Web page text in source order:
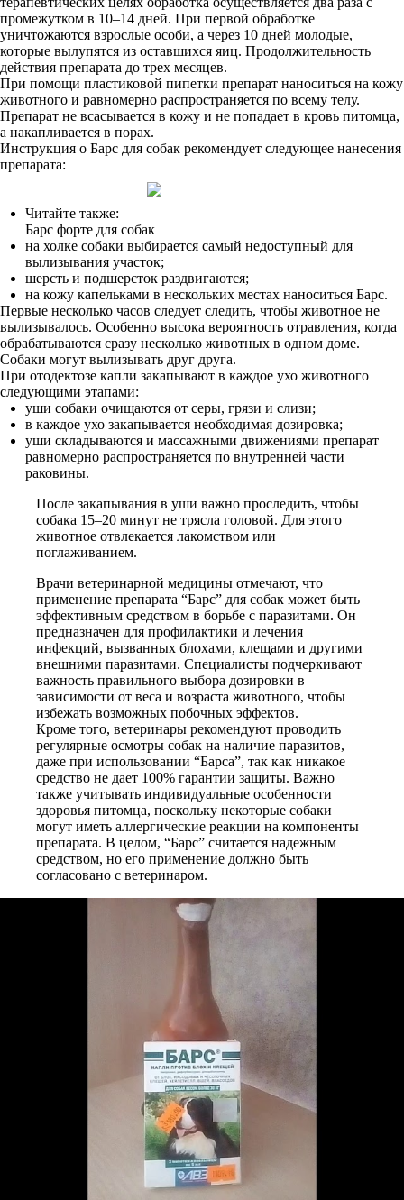
промежутком в 10–14 дней. При первой обработке
уничтожаются взрослые особи, а через 10 дней молодые,
которые вылупятся из оставшихся яиц. Продолжительность
действия препарата до трех месяцев.
При помощи пластиковой пипетки препарат наноситься на кожу
животного и равномерно распространяется по всему телу.
Препарат не всасывается в кожу и не попадает в кровь питомца,
а накапливается в порах.
Инструкция о Барс для собак рекомендует следующее нанесения
препарата:
Читайте также:
Барс форте для собак
на холке собаки выбирается самый недоступный для
вылизывания участок;
шерсть и подшерсток раздвигаются;
на кожу капельками в нескольких местах наноситься Барс.
Первые несколько часов следует следить, чтобы животное не
вылизывалось. Особенно высока вероятность отравления, когда
обрабатываются сразу несколько животных в одном доме.
Собаки могут вылизывать друг друга.
При отодектозе капли закапывают в каждое ухо животного
следующими этапами:
уши собаки очищаются от серы, грязи и слизи;
в каждое ухо закапывается необходимая дозировка;
уши складываются и массажными движениями препарат
равномерно распространяется по внутренней части
раковины.
После закапывания в уши важно проследить, чтобы
собака 15–20 минут не трясла головой. Для этого
животное отвлекается лакомством или
поглаживанием.
Врачи ветеринарной медицины отмечают, что
применение препарата “Барс” для собак может быть
эффективным средством в борьбе с паразитами. Он
предназначен для профилактики и лечения
инфекций, вызванных блохами, клещами и другими
внешними паразитами. Специалисты подчеркивают
важность правильного выбора дозировки в
зависимости от веса и возраста животного, чтобы
избежать возможных побочных эффектов.
Кроме того, ветеринары рекомендуют проводить
регулярные осмотры собак на наличие паразитов,
даже при использовании “Барса”, так как никакое
средство не дает 100% гарантии защиты. Важно
также учитывать индивидуальные особенности
здоровья питомца, поскольку некоторые собаки
могут иметь аллергические реакции на компоненты
препарата. В целом, “Барс” считается надежным
средством, но его применение должно быть
согласовано с ветеринаром.